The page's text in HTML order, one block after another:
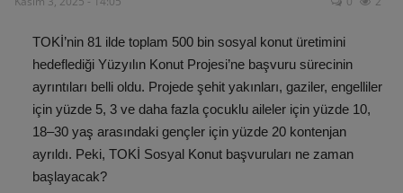
EKONOMİ
YAŞAM
GÜNCEL
TOKİ’nin 81 ilde toplam 500 bin sosyal konut üretimini
hedeflediği Yüzyılın Konut Projesi’ne başvuru sürecinin
ayrıntıları belli oldu. Projede şehit yakınları, gaziler, engelliler
için yüzde 5, 3 ve daha fazla çocuklu aileler için yüzde 10,
18–30 yaş arasındaki gençler için yüzde 20 kontenjan
ayrıldı. Peki, TOKİ Sosyal Konut başvuruları ne zaman
başlayacak?